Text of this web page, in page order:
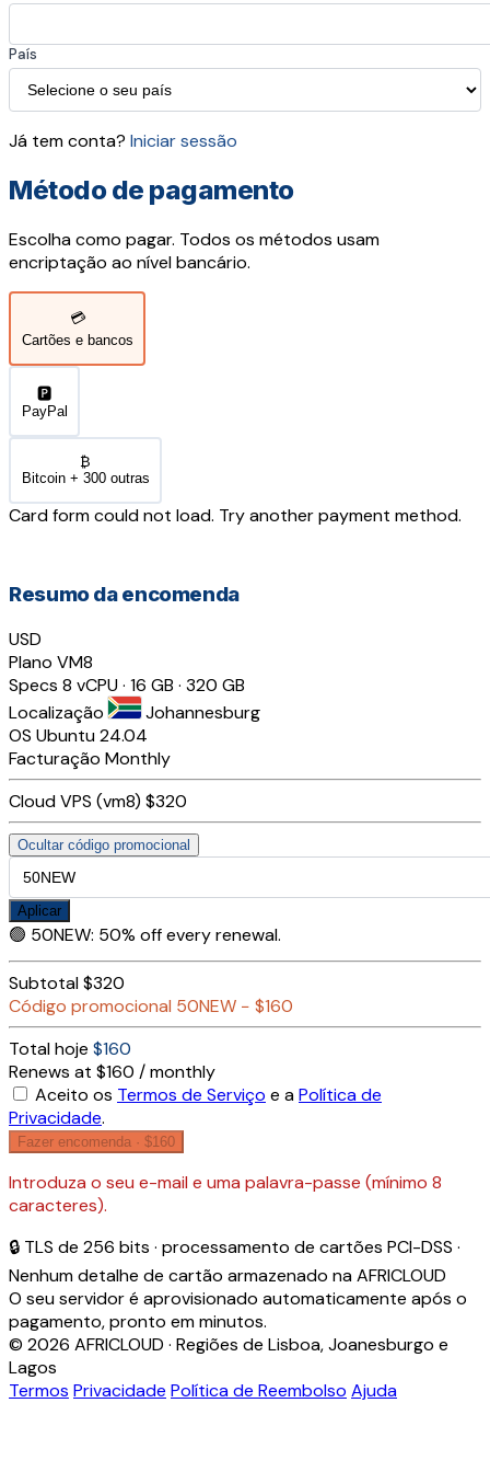
País
Já tem conta? Iniciar sessão
Método de pagamento
Escolha como pagar. Todos os métodos usam
encriptação ao nível bancário.
💳
Cartões e bancos
🅿️
PayPal
₿
Bitcoin + 300 outras
Card form could not load. Try another payment method.
Resumo da encomenda
USD
Plano VM8
Specs 8 vCPU · 16 GB · 320 GB
Localização
Johannesburg
OS Ubuntu 24.04
Facturação Monthly
Cloud VPS (vm8) $320
Ocultar código promocional
Aplicar
🟢 50NEW: 50% off every renewal.
Subtotal$320
Código promocional 50NEW − $160
Total hoje $160
Renews at $160 / monthly
Aceito os Termos de Serviço e aPolítica de
Privacidade.
Fazer encomenda · $160
Introduza o seu e-mail e uma palavra-passe (mínimo 8
caracteres).
🔒 TLS de 256 bits · processamento de cartões PCI-DSS ·
Nenhum detalhe de cartão armazenado na AFRICLOUD
O seu servidor é aprovisionado automaticamente após o
pagamento, pronto em minutos.
© 2026 AFRICLOUD · Regiões de Lisboa, Joanesburgo e
Lagos
Termos Privacidade Política de Reembolso Ajuda